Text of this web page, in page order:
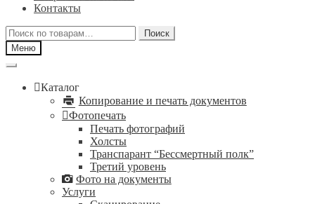
Контакты
Искать:
Поиск
Меню
Каталог
Копирование и печать документов
Фотопечать
Печать фотографий
Холсты
Транспарант “Бессмертный полк”
Третий уровень
Фото на документы
Услуги